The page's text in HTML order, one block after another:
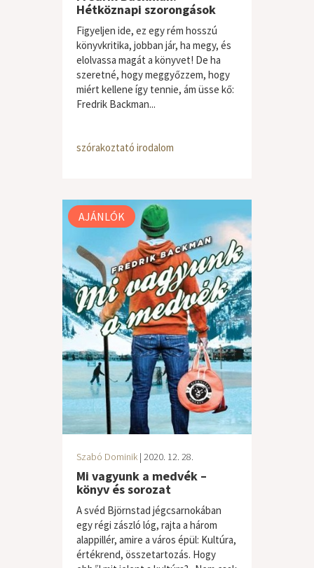
Hétköznapi szorongások
Figyeljen ide, ez egy rém hosszú
könyvkritika, jobban jár, ha megy, és
elolvassa magát a könyvet! De ha
szeretné, hogy meggyőzzem, hogy
miért kellene így tennie, ám üsse kő:
Fredrik Backman...
szórakoztató irodalom
AJÁNLÓK
Szabó Dominik | 2020. 12. 28.
Mi vagyunk a medvék –
könyv és sorozat
A svéd Björnstad jégcsarnokában
egy régi zászló lóg, rajta a három
alappillér, amire a város épül: Kultúra,
értékrend, összetartozás. Hogy